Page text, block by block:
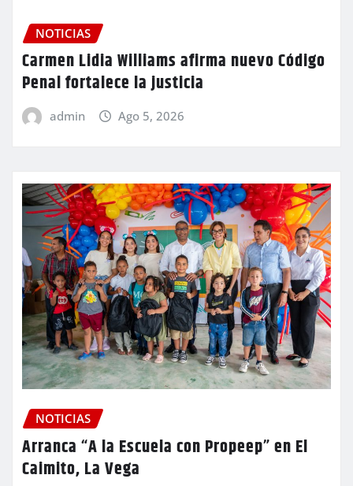
NOTICIAS
Carmen Lidia Williams afirma nuevo Código
Penal fortalece la justicia
admin Ago 5, 2026
NOTICIAS
Arranca “A la Escuela con Propeep” en El
Caimito, La Vega